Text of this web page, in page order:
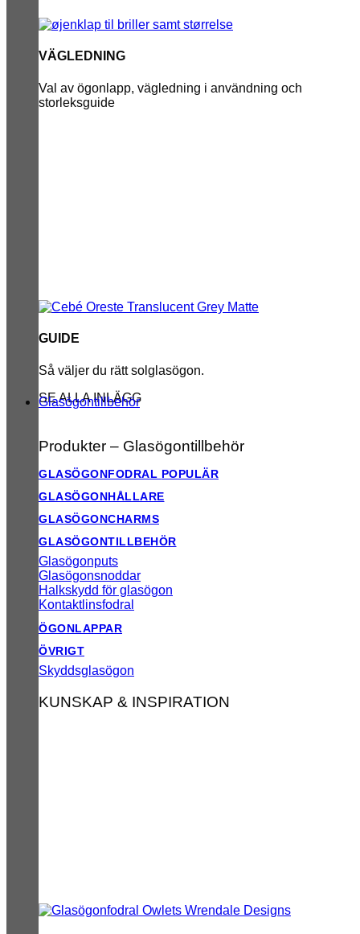
VÄGLEDNING
Val av ögonlapp, vägledning i användning och
storleksguide
GUIDE
Så väljer du rätt solglasögon.
SE ALLA INLÄGG
Glasögontillbehör
Produkter – Glasögontillbehör
GLASÖGONFODRAL
GLASÖGONHÅLLARE
GLASÖGONCHARMS
GLASÖGONTILLBEHÖR
Glasögonputs
Glasögonsnoddar
Halkskydd för glasögon
Kontaktlinsfodral
ÖGONLAPPAR
ÖVRIGT
Skyddsglasögon
KUNSKAP & INSPIRATION